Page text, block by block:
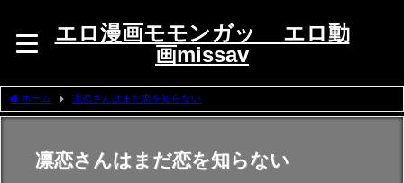
エロ漫画モモンガッ エロ動
画missav
ホーム 凛恋さんはまだ恋を知らない
凛恋さんはまだ恋を知らない